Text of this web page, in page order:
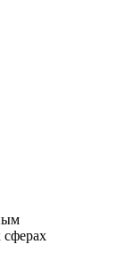
сферах